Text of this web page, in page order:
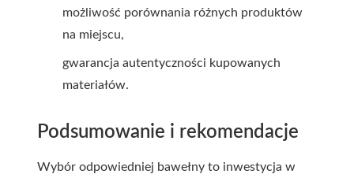
możliwość porównania różnych produktów
na miejscu,
gwarancja autentyczności kupowanych
materiałów.
Podsumowanie i rekomendacje
Wybór odpowiedniej bawełny to inwestycja w